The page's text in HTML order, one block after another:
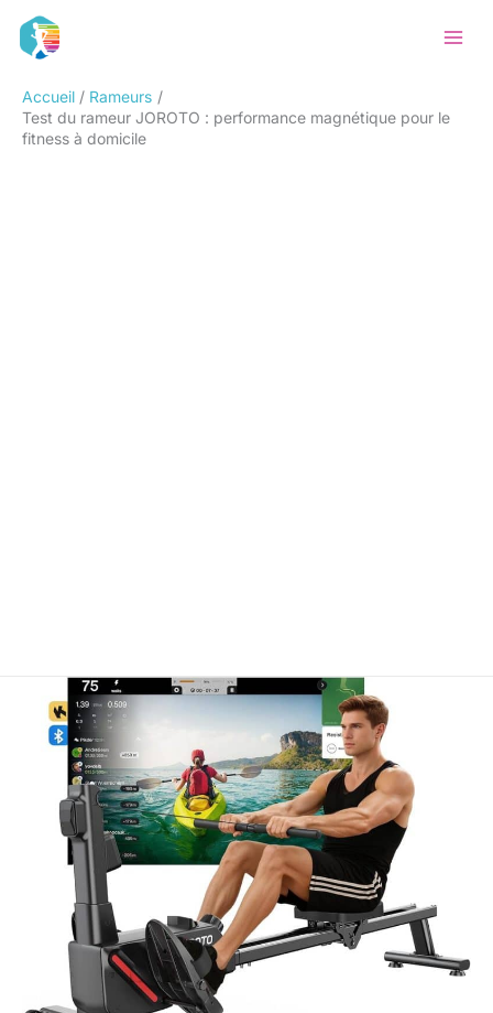
Accueil
Rameurs
Test du rameur JOROTO : performance magnétique pour le
fitness à domicile
Rechercher